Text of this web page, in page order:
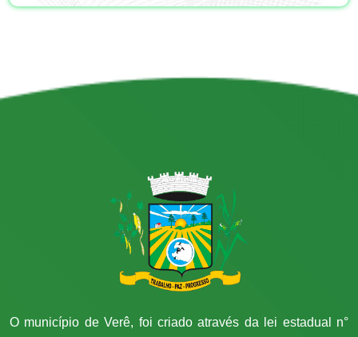
O município de Verê, foi criado através da lei estadual n°